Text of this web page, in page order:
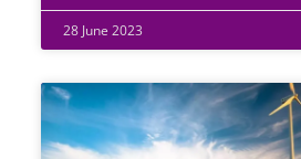
28 June 2023